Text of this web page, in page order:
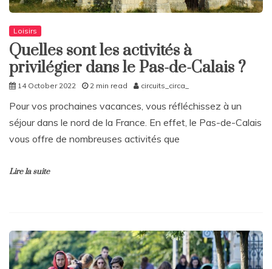
Loisirs
Quelles sont les activités à
privilégier dans le Pas-de-Calais ?
14 October 2022 2 min read circuits_circa_
Pour vos prochaines vacances, vous réfléchissez à un
séjour dans le nord de la France. En effet, le Pas-de-Calais
vous offre de nombreuses activités que
Lire la suite